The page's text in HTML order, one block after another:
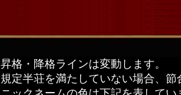
昇格・降格ラインは変動します。
規定半荘を満たしていない場合、